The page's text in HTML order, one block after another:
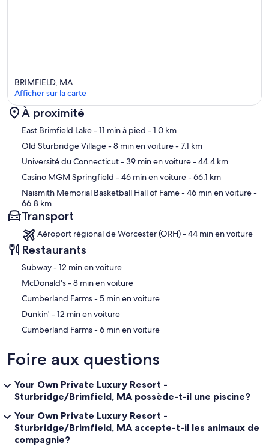
Carte
BRIMFIELD, MA
Afficher sur la carte
À proximité
East Brimfield Lake- 11 min à pied - 1.0 km
Old Sturbridge Village- 8 min en voiture- 7.1 km
Université du Connecticut- 39 min en voiture- 44.4 km
Casino MGM Springfield - 46 min en voiture- 66.1 km
Naismith Memorial Basketball Hall of Fame- 46 min en voiture-
66.8 km
Transport
Aéroport régional de Worcester (ORH) - 44 min en voiture
Restaurants
‪Subway - ‬12 min en voiture
‪McDonald's - ‬8 min en voiture
‪Cumberland Farms - ‬5 min en voiture
‪Dunkin' - ‬12 min en voiture
‪Cumberland Farms - ‬6 min en voiture
Foire aux questions
Your Own Private Luxury Resort -
Sturbridge/Brimfield, MA possède-t-il une piscine?
Your Own Private Luxury Resort -
Sturbridge/Brimfield, MA accepte-t-il les animaux de
compagnie?